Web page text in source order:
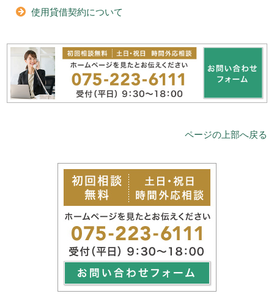
使用貸借契約について
ページの上部へ戻る